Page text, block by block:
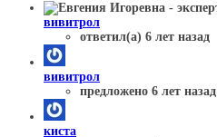
вивитрол
ответил(а) 6 лет назад
вивитрол
предложено 6 лет назад
киста